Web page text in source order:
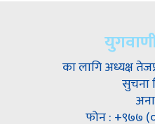
का लागि अध्यक्ष
सुचना
फोन : +९७७